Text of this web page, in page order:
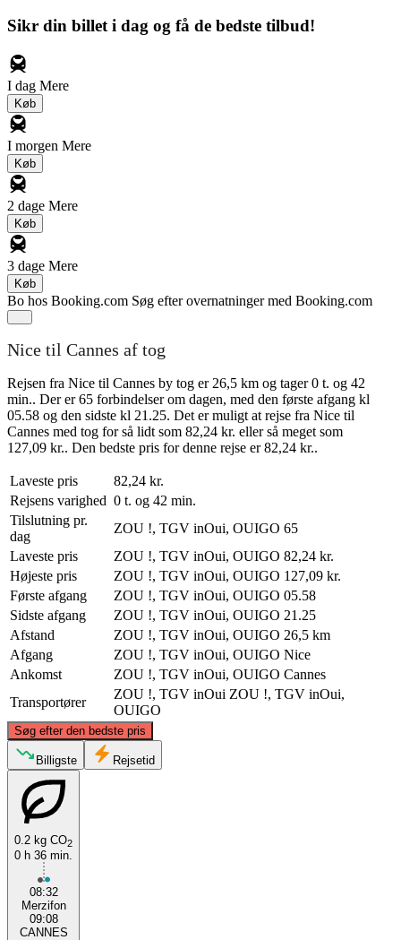
Sikr din billet i dag og få de bedste tilbud!
I dag Mere
Køb
I morgen Mere
Køb
2 dage Mere
Køb
3 dage Mere
Køb
Bo hos Booking.com Søg efter overnatninger med Booking.com
Nice til Cannes af tog
Rejsen fra Nice til Cannes by tog er 26,5 km og tager 0 t. og 42
min.. Der er 65 forbindelser om dagen, med den første afgang kl
05.58 og den sidste kl 21.25. Det er muligt at rejse fra Nice til
Cannes med tog for så lidt som 82,24 kr. eller så meget som
127,09 kr.. Den bedste pris for denne rejse er 82,24 kr..
Laveste pris
82,24 kr.
Rejsens varighed 0 t. og 42 min.
Tilslutning pr.
dag
ZOU !, TGV inOui, OUIGO 65
Laveste pris
ZOU !, TGV inOui, OUIGO 82,24 kr.
Højeste pris
ZOU !, TGV inOui, OUIGO 127,09 kr.
Første afgang
ZOU !, TGV inOui, OUIGO 05.58
Sidste afgang
ZOU !, TGV inOui, OUIGO 21.25
Afstand
ZOU !, TGV inOui, OUIGO 26,5 km
Afgang
ZOU !, TGV inOui, OUIGO Nice
Ankomst
ZOU !, TGV inOui, OUIGO Cannes
Transportører
ZOU !, TGV inOui ZOU !, TGV inOui,
OUIGO
Søg efter den bedste pris
Billigste Rejsetid
0.2 kg CO2
0 h 36 min.
08:32
Merzifon
09:08
CANNES